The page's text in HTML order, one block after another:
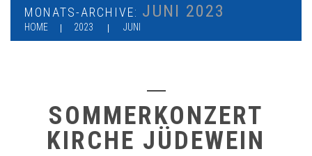
MONATS-ARCHIVE: JUNI 2023
HOME 2023 JUNI
SOMMERKONZERT
KIRCHE JÜDEWEIN